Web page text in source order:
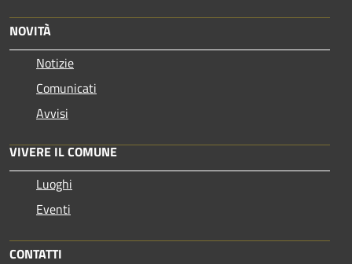
NOVITÀ
Notizie
Comunicati
Avvisi
VIVERE IL COMUNE
Luoghi
Eventi
CONTATTI